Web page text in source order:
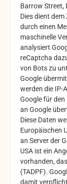
Barrow Street,
Dies dient
durch einen
maschinelle
analysiert
reCaptcha
von Bots zu
Google
werden die IP-
Google für den
an Google
Diese Daten
Europäischen
an Server der
USA ist ein
vorhanden,
(TADPF).
damit